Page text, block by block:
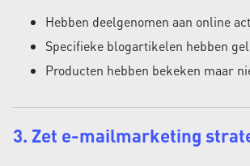
Hebben deelgenomen aan online
Specifieke blogartikelen hebben
Producten hebben bekeken maar
3. Zet e-mailmarketing